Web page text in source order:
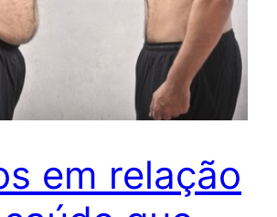
em relação